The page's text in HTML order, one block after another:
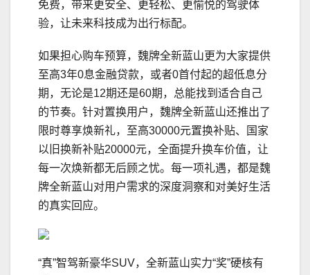
免费，带来更安全、更轻松、更愉悦的驾驶体
验，让未来科技成为出行标配。
如果担心购车预算，魏牌全新蓝山更为大家提供
至高3年0息金融贷款，或者0首付起的超低息分
期，无论是12期还是60期，总能找到适合自己
的节奏。针对置换用户，魏牌全新蓝山还推出了
限时尊享焕新礼，至高30000元置换补贴、国家
以旧换新补贴20000元，全面提升换车价值，让
每一次焕新都无后顾之忧。每一项礼遇，都是魏
牌全新蓝山对用户需求的深度洞察和对美好生活
的真实回应。
“真”智驾新豪华SUV，全新蓝山实力“奖”硬核有